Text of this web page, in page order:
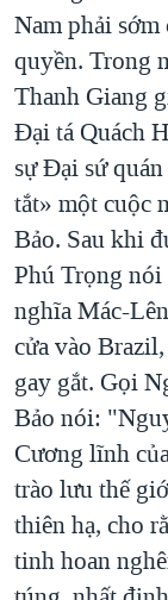
Nam phải sớm
quyền. Trong
Thanh Giang
Đại tá Quách
sự Đại sứ
tắt» một cuộc
Bảo. Sau khi
Phú Trọng
nghĩa Mác-
cửa vào
gay gắt. Gọi
Bảo nói:
Cương lĩnh
trào lưu thế
thiên hạ, cho
tinh hoan